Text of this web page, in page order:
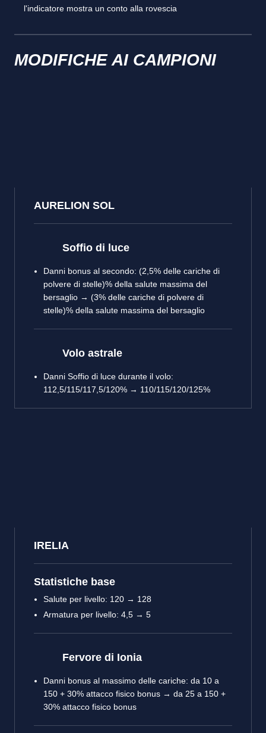
l'indicatore mostra un conto alla rovescia
MODIFICHE AI CAMPIONI
AURELION SOL
Soffio di luce
Danni bonus al secondo: (2,5% delle cariche di
polvere di stelle)% della salute massima del
bersaglio → (3% delle cariche di polvere di
stelle)% della salute massima del bersaglio
Volo astrale
Danni Soffio di luce durante il volo:
112,5/115/117,5/120% → 110/115/120/125%
IRELIA
Statistiche base
Salute per livello: 120 → 128
Armatura per livello: 4,5 → 5
Fervore di Ionia
Danni bonus al massimo delle cariche: da 10 a
150 + 30% attacco fisico bonus → da 25 a 150 +
30% attacco fisico bonus